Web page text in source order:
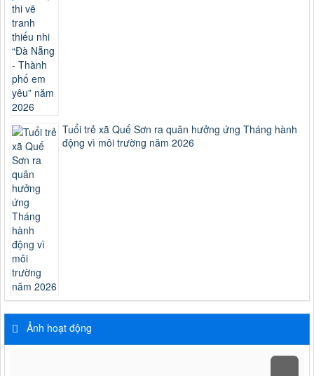
Tuổi trẻ xã Quế Sơn ra quân hưởng ứng Tháng hành
động vì môi trường năm 2026
Ảnh hoạt động